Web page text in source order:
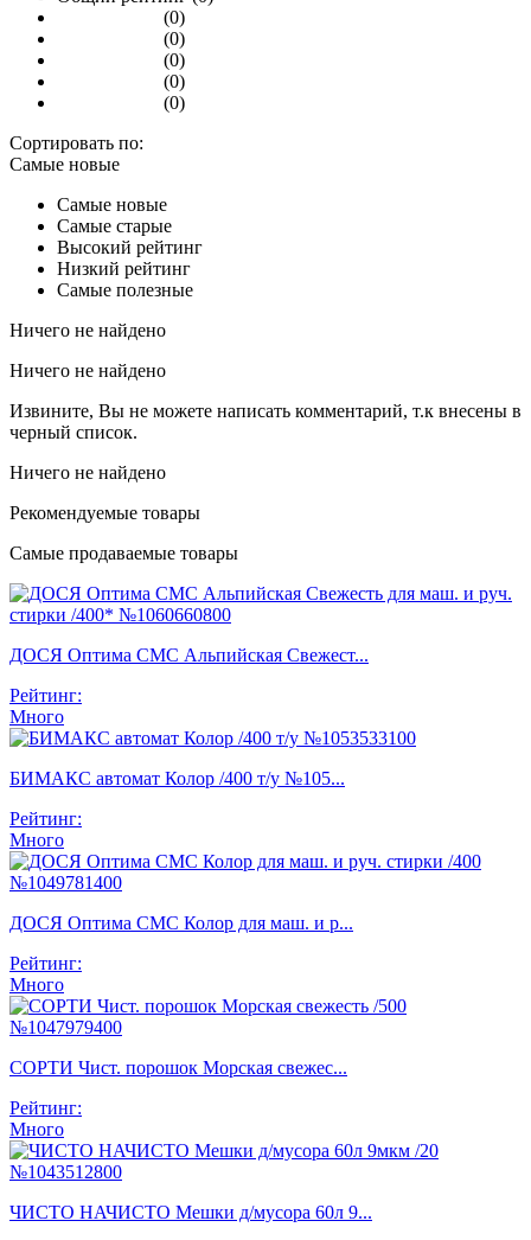
(0)
(0)
(0)
(0)
(0)
Сортировать по:
Самые новые
Самые новые
Самые старые
Высокий рейтинг
Низкий рейтинг
Самые полезные
Ничего не найдено
Ничего не найдено
Извините, Вы не можете написать комментарий, т.к внесены в
черный список.
Ничего не найдено
Рекомендуемые товары
Самые продаваемые товары
ДОСЯ Оптима СМС Альпийская Свежест...
Рейтинг:
Много
БИМАКС автомат Колор /400 т/у №105...
Рейтинг:
Много
ДОСЯ Оптима СМС Колор для маш. и р...
Рейтинг:
Много
СОРТИ Чист. порошок Морская свежес...
Рейтинг:
Много
ЧИСТО НАЧИСТО Мешки д/мусора 60л 9...